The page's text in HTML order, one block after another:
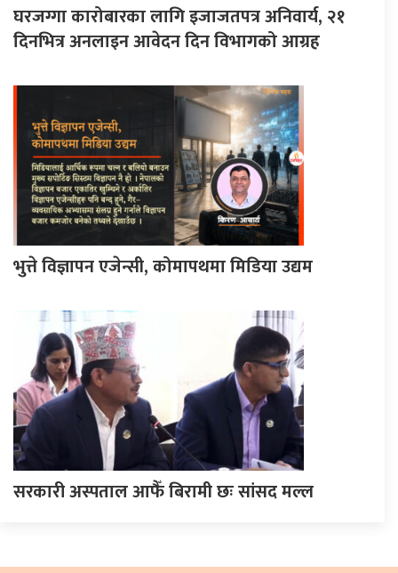
घरजग्गा कारोबारका लागि इजाजतपत्र अनिवार्य, २१
दिनभित्र अनलाइन आवेदन दिन विभागको आग्रह
भुत्ते विज्ञापन एजेन्सी, कोमापथमा मिडिया उद्यम
सरकारी अस्पताल आफैँ बिरामी छः सांसद मल्ल